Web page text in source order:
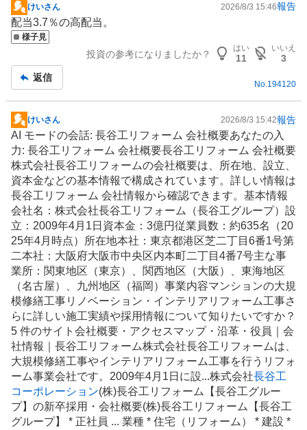
掲
示
板
けいさん 2026/8/3 15:46報告
配当3.7％の高配当。
様子見
投資の参考になりましたか？
はい
11
いいえ
3
返信
No.194120
掲
示
板
記
事
けいさん 2026/8/3 15:42報告
AI モードの会話: 長谷工 リフォーム 会社概要あなたの入
力: 長谷工リフォーム 会社概要長谷工リフォーム 会社概要
株式会社長谷工リフォームの会社概要は、所在地、設立、
資本金などの基本情報で構成されています。詳しい情報は
長谷工リフォーム 会社情報から確認できます。基本情報
会社名：株式会社長谷工リフォーム（長谷工グループ）設
立：2009年4月1日資本金：3億円従業員数：約635名（20
25年4月時点）所在地本社：東京都港区芝二丁目6番1号第
二本社：大阪府大阪市中央区内本町二丁目4番7号主な事
業所：関東地区（東京）、関西地区（大阪）、東海地区
（名古屋）、九州地区（福岡）事業内容マンションの大規
模修繕工事リノベーション ・ インテリア リフォーム工事さ
らに詳しい施工実績や採用情報について知りたいですか？
5 件のサイト会社概要・アクセスマップ・沿革・役員｜会
社情報｜長谷工リフォーム株式会社長谷工リフォームは、
大規模修繕工事やインテリアリフォーム工事を行うリフォ
ーム事業会社です。2009年4月1日に設...株式会社長谷工
コーポレーション(株)長谷工リフォーム【長谷工グルー
プ】の新卒採用・会社概要(株)長谷工リフォーム【長谷工
グループ】 * 正社員 ... 業種 * 住宅（リフォーム） * 建設 *